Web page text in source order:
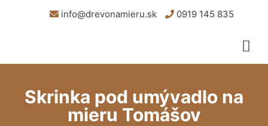
info@drevonamieru.sk 0919 145 835
Skrinka pod umývadlo na
mieru Tomášov